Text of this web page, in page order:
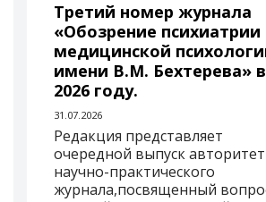
Третий номер журнала
«Обозрение психиатрии
медицинской
имени В.М. Бехтерева» в
2026 году.
31.07.2026
Редакция представляет
очередной выпуск
научно-практического
журнала,посвященный